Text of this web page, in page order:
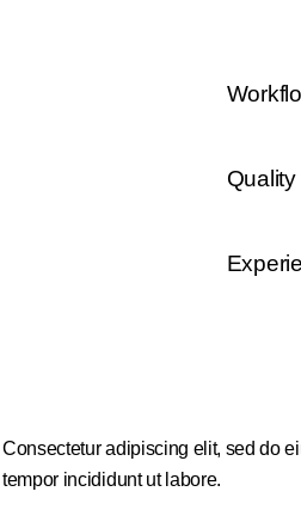
Consectetur adipiscing elit, sed do
tempor incididunt ut labore.